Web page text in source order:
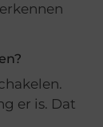
er is. Dat